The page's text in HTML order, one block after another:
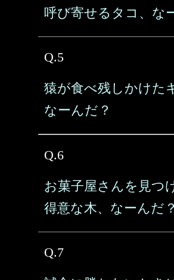
呼び寄せるタコ、な
Q.5
猿が食べ残しかけた
なーんだ？
Q.6
お菓子屋さんを見つ
得意な木、なーんだ？
Q.7